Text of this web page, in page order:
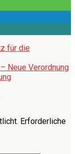
für die
Neue Verordnung
Erforderliche